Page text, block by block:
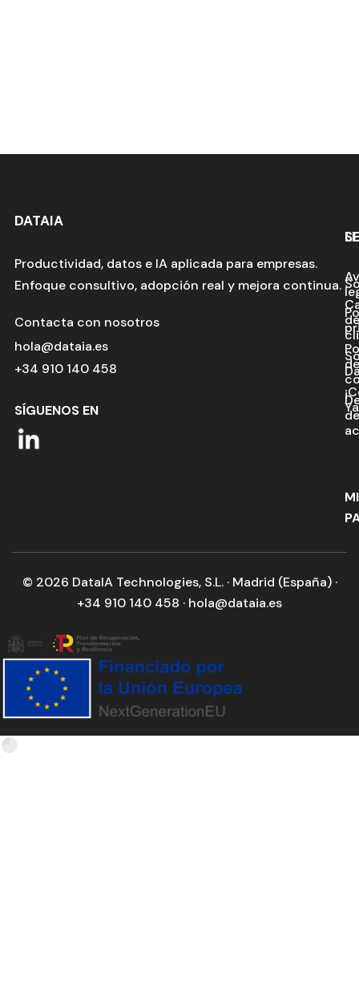
DATAIA
Productividad, datos e IA aplicada para empresas.
Enfoque consultivo, adopción real y mejora continua.
Contacta con nosotros
hola@dataia.es
+34 910 140 458
SÍGUENOS EN
de
de
de
© 2026 DataIA Technologies, S.L. · Madrid (España) ·
+34 910 140 458 · hola@dataia.es